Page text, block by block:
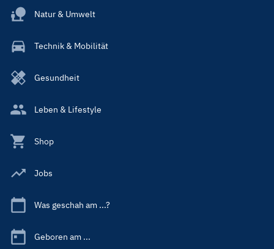
Natur & Umwelt
Technik & Mobilität
Gesundheit
Leben & Lifestyle
Shop
Jobs
Was geschah am ...?
Geboren am ...